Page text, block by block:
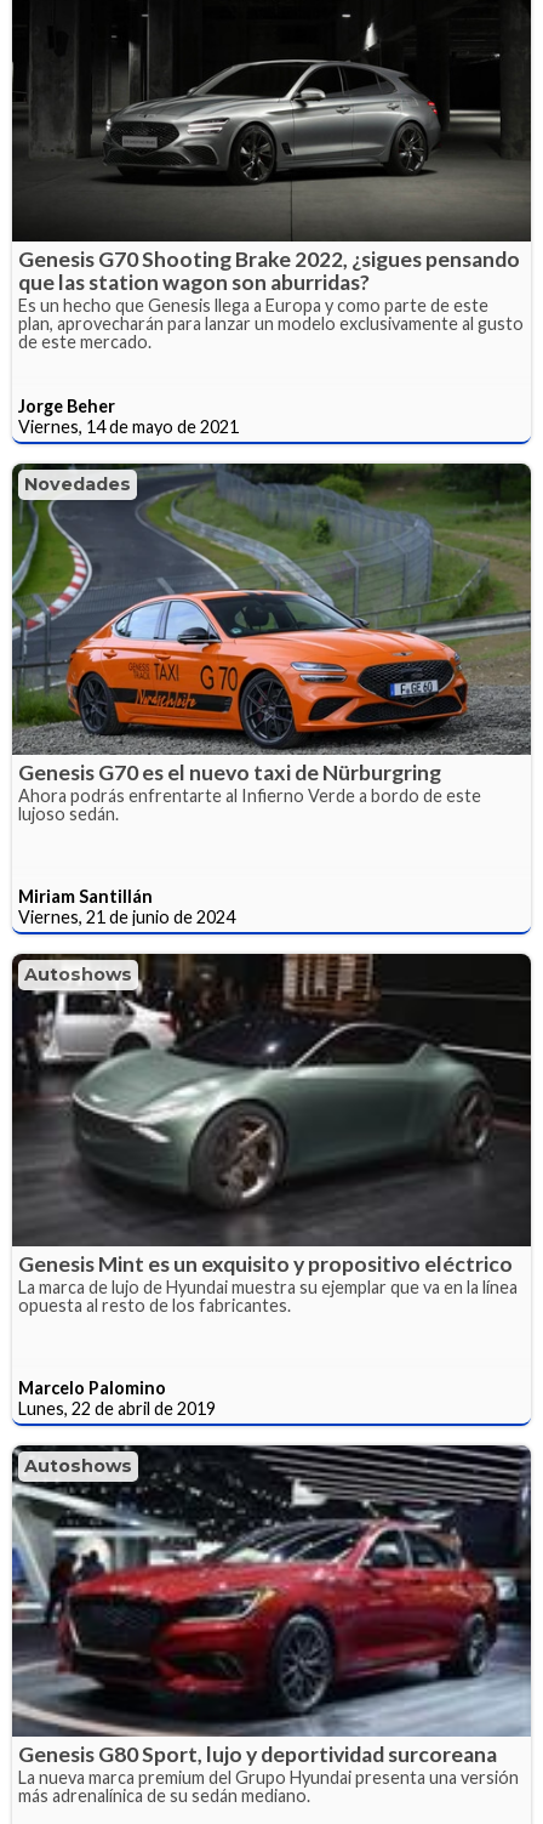
Genesis G70 Shooting Brake 2022, ¿sigues pensando
que las station wagon son aburridas?
Es un hecho que Genesis llega a Europa y como parte de este
plan, aprovecharán para lanzar un modelo exclusivamente al gusto
de este mercado.
Jorge Beher
Viernes, 14 de mayo de 2021
Novedades
Genesis G70 es el nuevo taxi de Nürburgring
Ahora podrás enfrentarte al Infierno Verde a bordo de este
lujoso sedán.
Miriam Santillán
Viernes, 21 de junio de 2024
Autoshows
Genesis Mint es un exquisito y propositivo eléctrico
La marca de lujo de Hyundai muestra su ejemplar que va en la línea
opuesta al resto de los fabricantes.
Marcelo Palomino
Lunes, 22 de abril de 2019
Autoshows
Genesis G80 Sport, lujo y deportividad surcoreana
La nueva marca premium del Grupo Hyundai presenta una versión
más adrenalínica de su sedán mediano.